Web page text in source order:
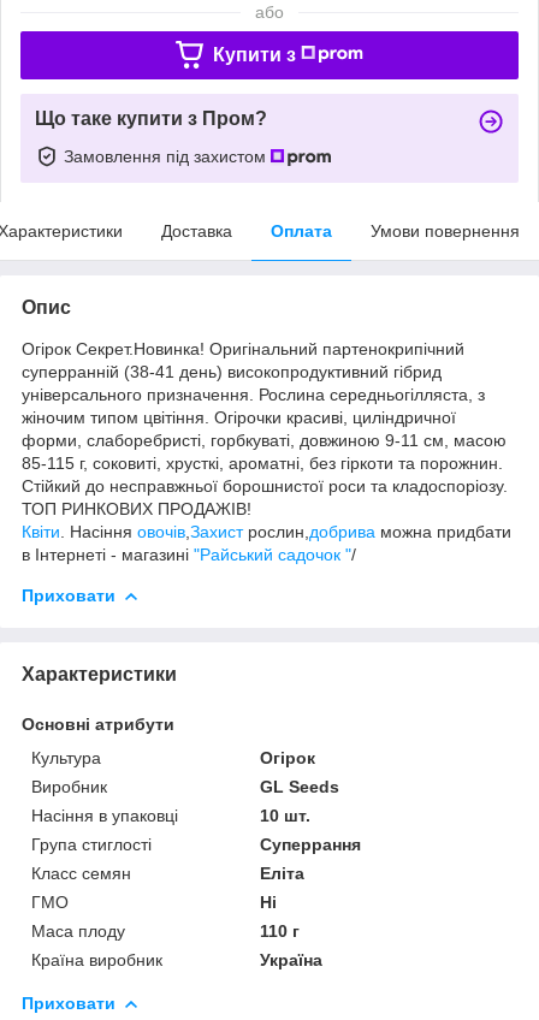
або
Купити з
Що таке купити з Пром?
Замовлення під захистом
Доставка Оплата Умови повернення
Опис
Огірок Секрет.Новинка! Оригінальний партенокрипічний
суперранній (38-41 день) високопродуктивний гібрид
універсального призначення. Рослина середньогілляста, з
жіночим типом цвітіння. Огірочки красиві, циліндричної
форми, слаборебристі, горбкуваті, довжиною 9-11 см, масою
85-115 г, соковиті, хрусткі, ароматні, без гіркоти та порожнин.
Стійкий до несправжньої борошнистої роси та кладоспоріозу.
ТОП РИНКОВИХ ПРОДАЖІВ!
Квiти . Насiння овочiв Захистрослин, добрива можна придбати
в Інтернеті - магазині "Райський садочок "/
Приховати
Характеристики
Основні атрибути
Культура
Огірок
Виробник
GL Seeds
Насіння в упаковці
10 шт.
Група стиглості
Суперрання
Класс семян
Еліта
ГМО
Ні
Маса плоду
110 г
Країна виробник
Україна
Приховати